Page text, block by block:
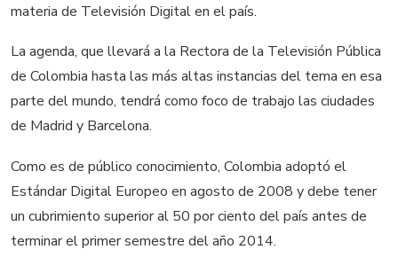
materia de Televisión Digital en el país.
La agenda, que llevará a la Rectora de la Televisión Pública
de Colombia hasta las más altas instancias del tema en esa
parte del mundo, tendrá como foco de trabajo las ciudades
de Madrid y Barcelona.
Como es de público conocimiento, Colombia adoptó el
Estándar Digital Europeo en agosto de 2008 y debe tener
un cubrimiento superior al 50 por ciento del país antes de
terminar el primer semestre del año 2014.